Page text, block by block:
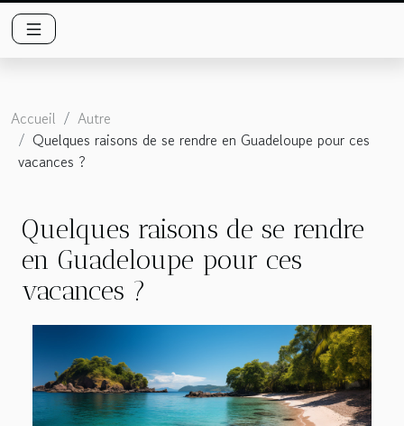
Accueil
Autre
Quelques raisons de se rendre en Guadeloupe pour ces
vacances ?
Quelques raisons de se rendre
en Guadeloupe pour ces
vacances ?